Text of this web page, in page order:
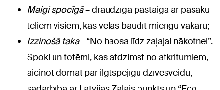
Maigi spocīgā– draudzīga pastaiga ar pasaku
tēliem visiem, kas vēlas baudīt mierīgu vakaru;
Izzinošā taka- “No haosa līdz zaļajai nākotnei”.
Spoki un totēmi, kas atdzimst no atkritumiem,
aicinot domāt par ilgtspējīgu dzīvesveidu,